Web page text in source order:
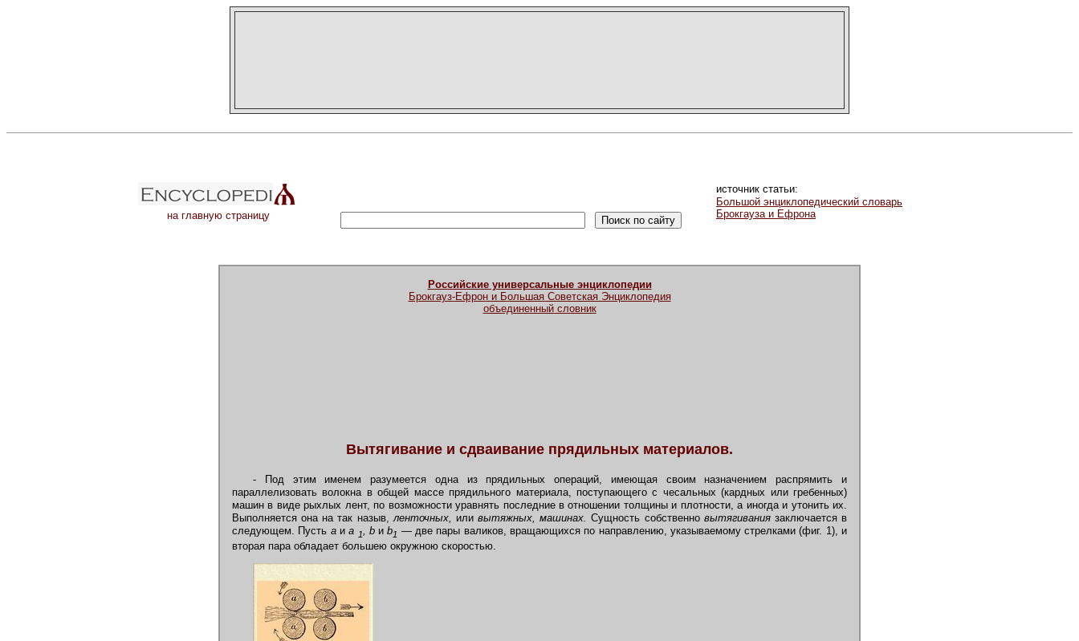
на главную страницу
источник статьи:
Большой энциклопедический словарь
Брокгауза и Ефрона
Российские универсальные энциклопедии
Брокгауз-Ефрон и Большая Советская Энциклопедия
объединенный словник
Вытягивание и сдваиваниe прядильных материалов.
-
Под этим именем разумеется одна из прядильных операций, имеющая своим назначением распрямить и
параллелизовать волокна в общей массе прядильного материала, поступающего с чесальных (кардных или гребенных)
машин в виде рыхлых лент, по возможности уравнять последние в отношении толщины и плотности, а иногда и утонить их.
Выполняется она на так назыв,ленточных, иливытяжных, машинах.Сущность собственно вытягивания заключается в
следующем. Пусть а иа 1, bиb1 — две пары валиков, вращающихся по направлению, указываемому стрелками (фиг. 1), и
вторая пара обладает большею окружною скоростью.